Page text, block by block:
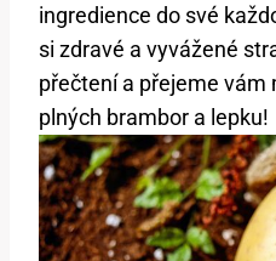
ingredience do své
si zdravé a vyvážené
přečtení a přejeme vám
plných brambor a lepku!